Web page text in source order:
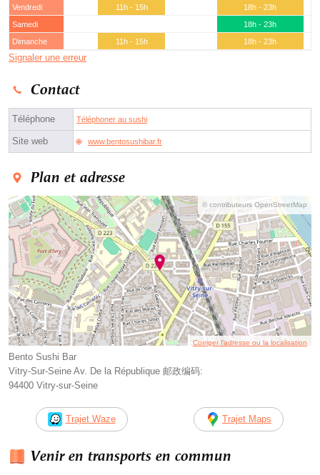
Vendredi
11h - 15h
18h - 23h
Samedi
18h - 23h
Dimanche
11h - 15h 18h - 23h
Signaler une erreur
Contact
Téléphone Téléphoner au sushi
Site web www.bentosushibar.fr
Plan et adresse
© contributeurs OpenStreetMap
Corriger l’adresse ou la localisation
Bento Sushi Bar
Vitry-Sur-Seine Av. De la République 邮政编码:
94400 Vitry-sur-Seine
Trajet Waze Trajet Maps
Venir en transports en commun